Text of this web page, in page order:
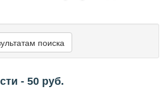
поиска
- 50 руб.